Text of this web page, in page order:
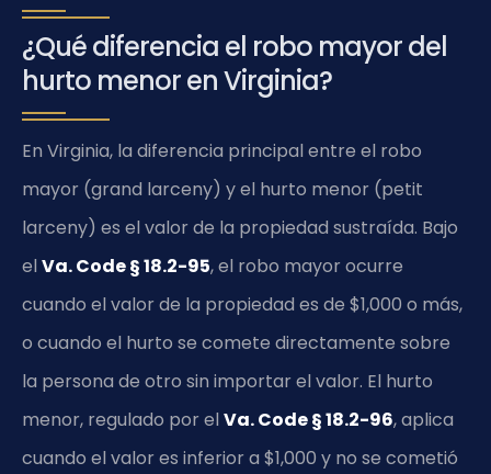
¿Qué diferencia el robo mayor del
hurto menor en Virginia?
En Virginia, la diferencia principal entre el robo
mayor (grand larceny) y el hurto menor (petit
larceny) es el valor de la propiedad sustraída. Bajo
el Va. Code § 18.2-95, el robo mayor ocurre
cuando el valor de la propiedad es de $1,000 o más,
o cuando el hurto se comete directamente sobre
la persona de otro sin importar el valor. El hurto
menor, regulado por el Va. Code § 18.2-96, aplica
cuando el valor es inferior a $1,000 y no se cometió